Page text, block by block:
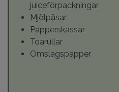
juiceförpackningar
Mjölpåsar
Papperskassar
Toarullar
Omslagspapper